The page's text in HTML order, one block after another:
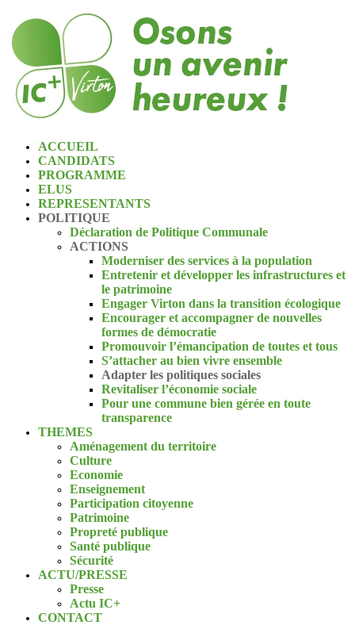
ACCUEIL
CANDIDATS
PROGRAMME
ELUS
REPRESENTANTS
POLITIQUE
Déclaration de Politique Communale
ACTIONS
Moderniser des services à la population
Entretenir et développer les infrastructures et
le patrimoine
Engager Virton dans la transition écologique
Encourager et accompagner de nouvelles
formes de démocratie
Promouvoir l’émancipation de toutes et tous
S’attacher au bien vivre ensemble
Adapter les politiques sociales
Revitaliser l’économie sociale
Pour une commune bien gérée en toute
transparence
THEMES
Aménagement du territoire
Culture
Economie
Enseignement
Participation citoyenne
Patrimoine
Propreté publique
Santé publique
Sécurité
ACTU/PRESSE
Presse
Actu IC+
CONTACT